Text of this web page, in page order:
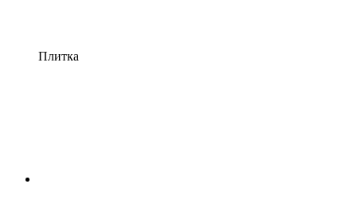
Плитка